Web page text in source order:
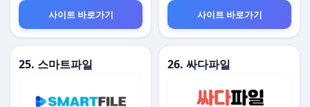
사이트 바로가기
사이트 바로가기
25. 스마트파일 26. 싸다파일